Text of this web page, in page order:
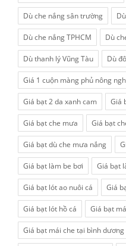
Dù che nắng sân trường
Dù che nắng TPHCM Dù
Dù thanh lý Vũng Tàu Dù
Giá 1 cuộn màng phủ nông
Giá bạt 2 da xanh cam Giá
Giá bạt che mưa Giá bạt
Giá bạt dù che mưa nắng
Giá bạt làm be bơi Giá bạt
Giá bạt lót ao nuôi cá Giá
Giá bạt lót hồ cá Giá bạt
Giá bạt mái che tại bình dương